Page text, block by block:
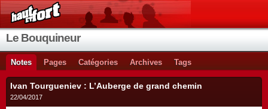
Le Bouquineur
Notes Pages Catégories Archives Tags
Ivan Tourgueniev : L’Auberge de grand chemin
22/04/2017